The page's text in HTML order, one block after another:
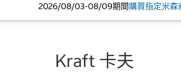
2026/08/03-08/09期間購買指定米森
Kraft 卡夫